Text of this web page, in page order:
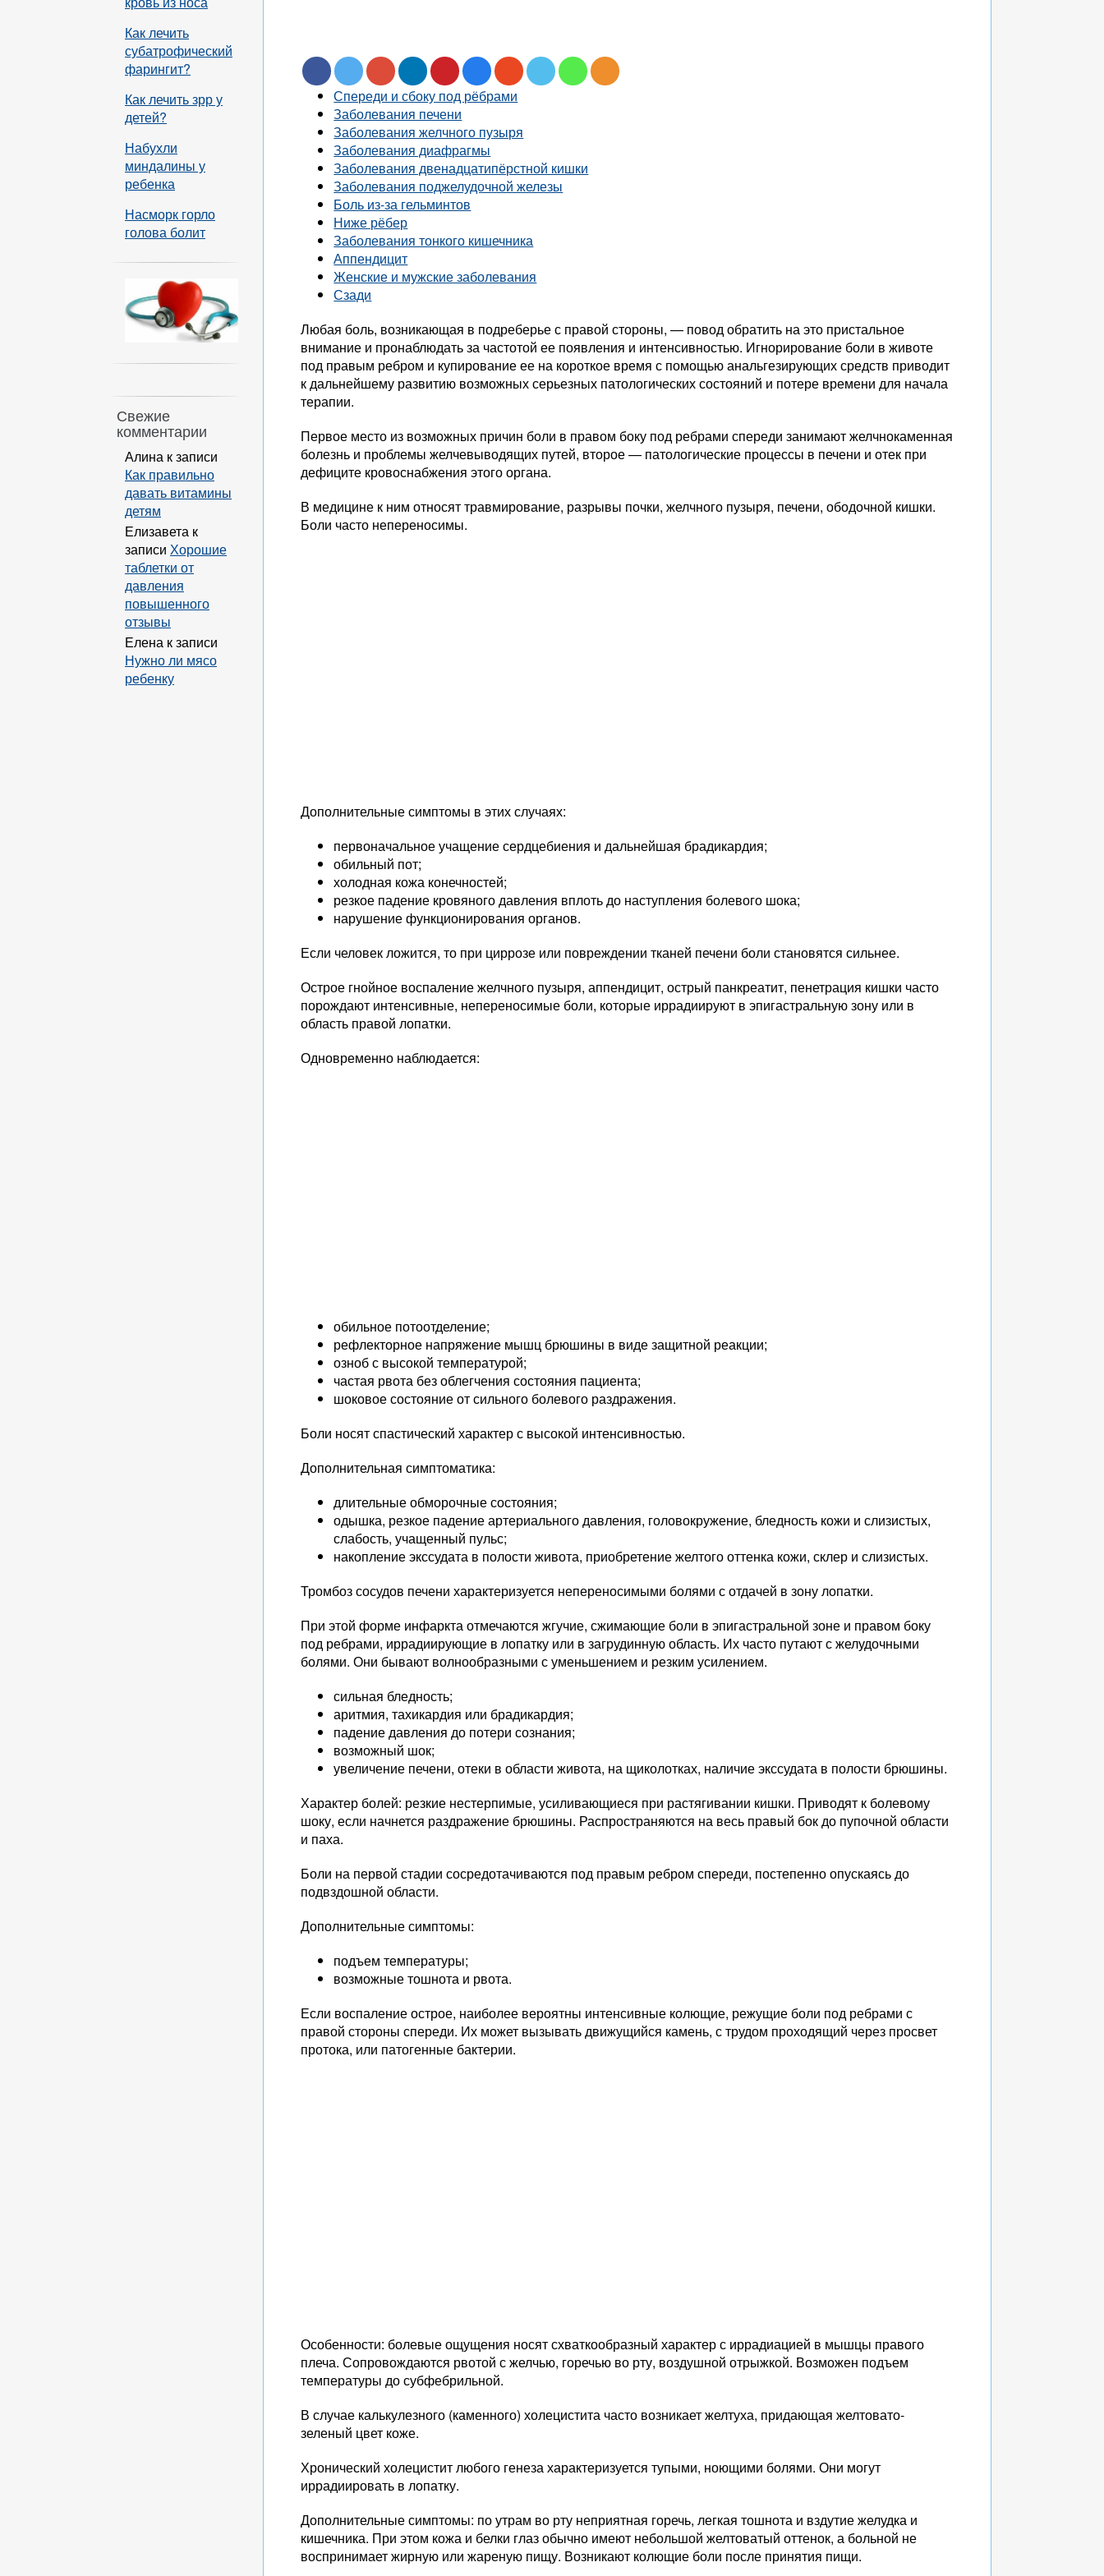
Спереди и сбоку под рёбрами
Заболевания печени
Заболевания желчного пузыря
Заболевания диафрагмы
Заболевания двенадцатипёрстной кишки
Заболевания поджелудочной железы
Боль из-за гельминтов
Ниже рёбер
Заболевания тонкого кишечника
Аппендицит
Женские и мужские заболевания
Сзади
Любая боль, возникающая в подреберье с правой стороны, — повод обратить на это пристальное
внимание и пронаблюдать за частотой ее появления и интенсивностью. Игнорирование боли в животе
под правым ребром и купирование ее на короткое время с помощью анальгезирующих средств приводит
к дальнейшему развитию возможных серьезных патологических состояний и потере времени для начала
терапии.
Первое место из возможных причин боли в правом боку под ребрами спереди занимают желчнокаменная
болезнь и проблемы желчевыводящих путей, второе — патологические процессы в печени и отек при
дефиците кровоснабжения этого органа.
В медицине к ним относят травмирование, разрывы почки, желчного пузыря, печени, ободочной кишки.
Боли часто непереносимы.
Дополнительные симптомы в этих случаях:
первоначальное учащение сердцебиения и дальнейшая брадикардия;
обильный пот;
холодная кожа конечностей;
резкое падение кровяного давления вплоть до наступления болевого шока;
нарушение функционирования органов.
Если человек ложится, то при циррозе или повреждении тканей печени боли становятся сильнее.
Острое гнойное воспаление желчного пузыря, аппендицит, острый панкреатит, пенетрация кишки часто
порождают интенсивные, непереносимые боли, которые иррадиируют в эпигастральную зону или в
область правой лопатки.
Одновременно наблюдается:
обильное потоотделение;
рефлекторное напряжение мышц брюшины в виде защитной реакции;
озноб с высокой температурой;
частая рвота без облегчения состояния пациента;
шоковое состояние от сильного болевого раздражения.
Боли носят спастический характер с высокой интенсивностью.
Дополнительная симптоматика:
длительные обморочные состояния;
одышка, резкое падение артериального давления, головокружение, бледность кожи и слизистых,
слабость, учащенный пульс;
накопление экссудата в полости живота, приобретение желтого оттенка кожи, склер и слизистых.
Тромбоз сосудов печени характеризуется непереносимыми болями с отдачей в зону лопатки.
При этой форме инфаркта отмечаются жгучие, сжимающие боли в эпигастральной зоне и правом боку
под ребрами, иррадиирующие в лопатку или в загрудинную область. Их часто путают с желудочными
болями. Они бывают волнообразными с уменьшением и резким усилением.
сильная бледность;
аритмия, тахикардия или брадикардия;
падение давления до потери сознания;
возможный шок;
увеличение печени, отеки в области живота, на щиколотках, наличие экссудата в полости брюшины.
Характер болей: резкие нестерпимые, усиливающиеся при растягивании кишки. Приводят к болевому
шоку, если начнется раздражение брюшины. Распространяются на весь правый бок до пупочной области
и паха.
Боли на первой стадии сосредотачиваются под правым ребром спереди, постепенно опускаясь до
подвздошной области.
Дополнительные симптомы:
подъем температуры;
возможные тошнота и рвота.
Если воспаление острое, наиболее вероятны интенсивные колющие, режущие боли под ребрами с
правой стороны спереди. Их может вызывать движущийся камень, с трудом проходящий через просвет
протока, или патогенные бактерии.
Особенности: болевые ощущения носят схваткообразный характер с иррадиацией в мышцы правого
плеча. Сопровождаются рвотой с желчью, горечью во рту, воздушной отрыжкой. Возможен подъем
температуры до субфебрильной.
В случае калькулезного (каменного) холецистита часто возникает желтуха, придающая желтовато-
зеленый цвет коже.
Хронический холецистит любого генеза характеризуется тупыми, ноющими болями. Они могут
иррадиировать в лопатку.
Дополнительные симптомы: по утрам во рту неприятная горечь, легкая тошнота и вздутие желудка и
кишечника. При этом кожа и белки глаз обычно имеют небольшой желтоватый оттенок, а больной не
воспринимает жирную или жареную пищу. Возникают колющие боли после принятия пищи.
Как лечить
субатрофический
фарингит?
Как лечить зрр у
детей?
Набухли
миндалины у
ребенка
Насморк горло
голова болит
Свежие
комментарии
Алина к записи
Как правильно
давать витамины
детям
Елизавета к
записи Хорошие
таблетки от
давления
повышенного
отзывы
Елена к записи
Нужно ли мясо
ребенку